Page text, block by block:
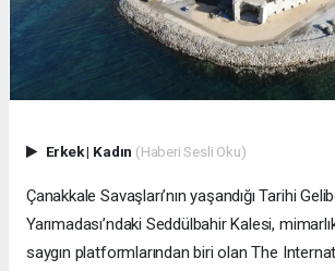
Erkek| Kadın (Haberi Sesli Oku)
Çanakkale Savaşları’nın yaşandığı Tarihi
Yarımadası’ndaki Seddülbahir Kalesi,
saygın platformlarından biri olan The